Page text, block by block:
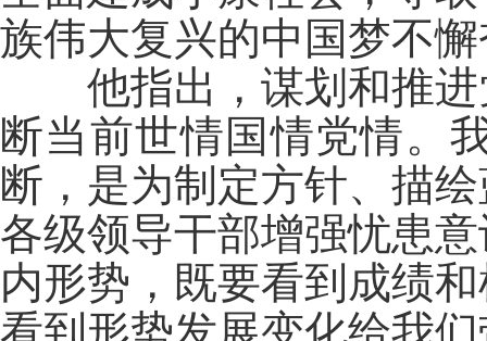
族伟大复兴的中国梦不
他指出，谋划和推进
断当前世情国情党情。
断，是为制定方针、描
各级领导干部增强忧患
内形势，既要看到成绩